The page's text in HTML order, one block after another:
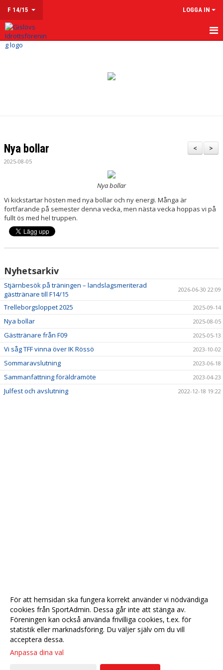
F 14/15 LOGGA IN
HEM
KONTAKT
>
<
Nya bollar
2025-08-05
Nya bollar
Vi kickstartar hösten med nya bollar och ny energi. Många är
fortfarande på semester denna vecka, men nästa vecka hoppas vi på
fullt ös med hel truppen.
Nyhetsarkiv
Stjärnbesök på träningen – landslagsmeriterad
gästtränare till F14/15
2026-06-30 22:09
Trelleborgsloppet 2025 2025-09-14
Nya bollar 2025-08-05
Gästtränare från F09 2025-05-13
Vi såg TFF vinna över IK Rössö 2023-10-02
Sommaravslutning 2023-06-18
Sammanfattning föräldramöte 2023-04-23
Julfest och avslutning 2022-12-18 19:22
För att hemsidan ska fungera korrekt använder vi nödvändiga
cookies från SportAdmin. Dessa går inte att stänga av.
Föreningen kan också använda frivilliga cookies, t.ex. för
statistik eller marknadsföring. Du väljer själv om du vill
acceptera dessa.
Anpassa dina val